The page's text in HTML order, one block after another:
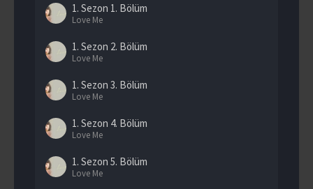
1. Sezon 1. Bölüm
Love Me
1. Sezon 2. Bölüm
Love Me
1. Sezon 3. Bölüm
Love Me
1. Sezon 4. Bölüm
Love Me
1. Sezon 5. Bölüm
Love Me